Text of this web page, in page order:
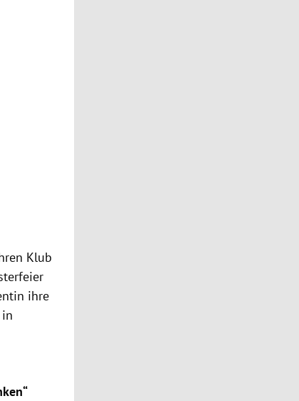
Klub
ihre